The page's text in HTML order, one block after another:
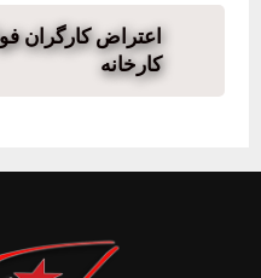
اعتراض کارگران
کارخانه